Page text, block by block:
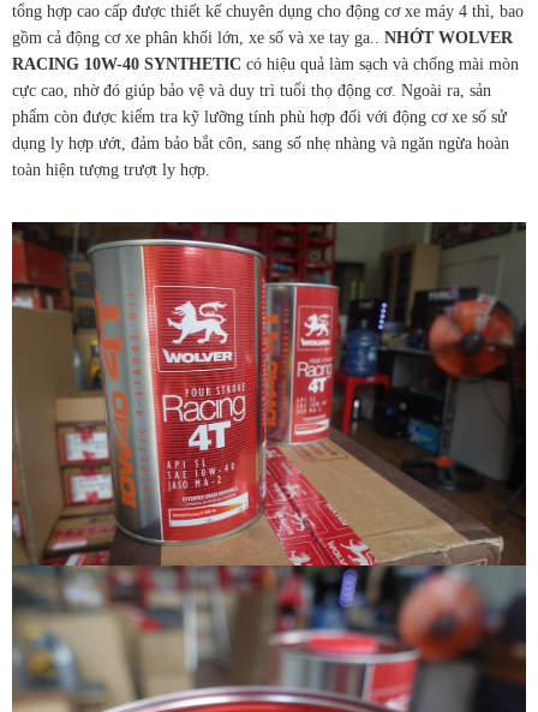
tổng hợp cao cấp được thiết kế chuyên dụng cho động cơ xe máy 4 thì, bao
gồm cả động cơ xe phân khối lớn, xe số và xe tay ga.. NHỚT WOLVER
RACING 10W-40 SYNTHETIC có hiệu quả làm sạch và chống mài mòn
cực cao, nhờ đó giúp bảo vệ và duy trì tuổi thọ động cơ. Ngoài ra, sản
phẩm còn được kiểm tra kỹ lưỡng tính phù hợp đối với động cơ xe số sử
dụng ly hợp ướt, đảm bảo bắt côn, sang số nhẹ nhàng và ngăn ngừa hoàn
toàn hiện tượng trượt ly hợp.